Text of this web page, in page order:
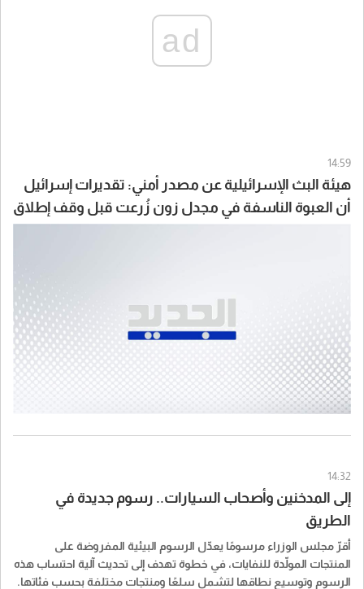
ad
14:59
هيئة البث الإسرائيلية عن مصدر أمني: تقديرات إسرائيل
أن العبوة الناسفة في مجدل زون زُرعت قبل وقف إطلاق
14:32
إلى المدخنين وأصحاب السيارات.. رسوم جديدة في
الطريق
أقرّ مجلس الوزراء مرسومًا يعدّل الرسوم البيئية المفروضة على
المنتجات المولّدة للنفايات، في خطوة تهدف إلى تحديث آلية احتساب هذه
الرسوم وتوسيع نطاقها لتشمل سلعًا ومنتجات مختلفة بحسب فئاتها.